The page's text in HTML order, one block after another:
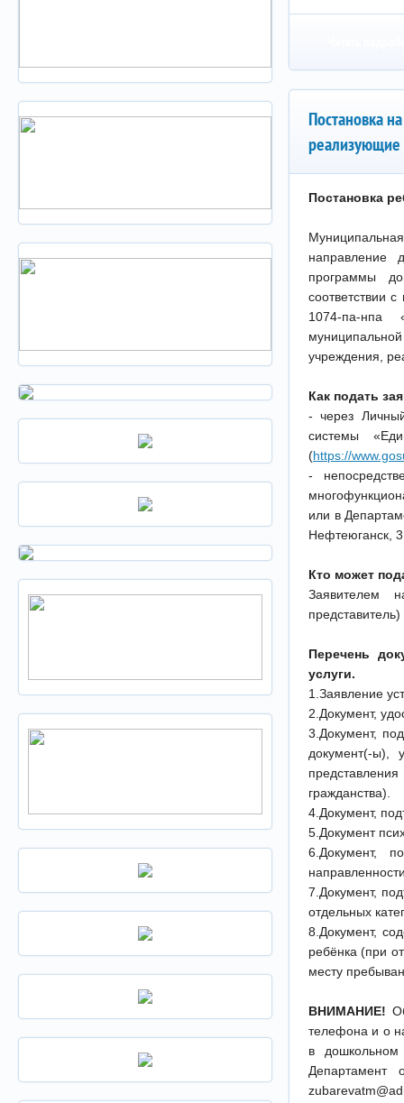
Постановка
реализующие
Постановка
направление
программы
соответствии
1074-па-нпа
учреждения,
Как подать
- через
системы
(https://
-
или в
Нефтеюганск,
Кто может
Заявителем
Перечень
услуги.
1.Заявление
2.Документ,
3.Документ,
документ(-ы),
гражданства).
4.Документ,
5.Документ
6.Документ,
7.Документ,
отдельных
8.Документ,
ребёнка (при
месту
ВНИМАНИЕ!
телефона и о
в дошкольном
Департамент